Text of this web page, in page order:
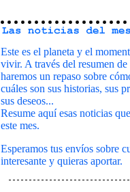
Este es el planeta y el
vivir. A través del resumen de
haremos un repaso sobre
cuáles son sus historias, sus
sus deseos...
Resume aquí esas noticias
este mes.
Esperamos tus envíos sobre
interesante y quieras aportar.